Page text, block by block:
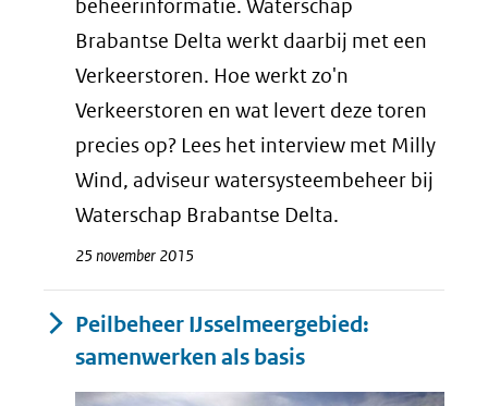
beheerinformatie. Waterschap
Brabantse Delta werkt daarbij met een
Verkeerstoren. Hoe werkt zo'n
Verkeerstoren en wat levert deze toren
precies op? Lees het interview met Milly
Wind, adviseur watersysteembeheer bij
Waterschap Brabantse Delta.
25 november 2015
Peilbeheer IJsselmeergebied:
samenwerken als basis